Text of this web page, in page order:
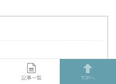
記事一覧 TOPへ